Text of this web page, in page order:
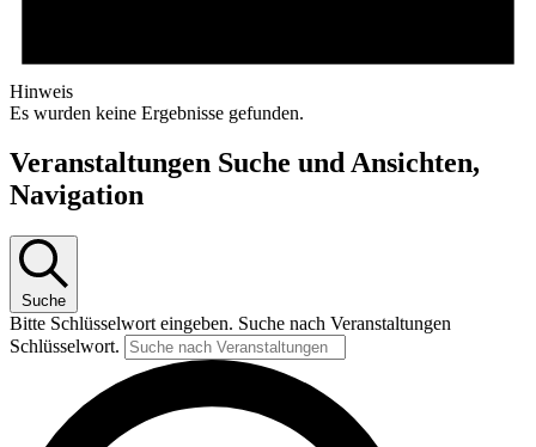
Hinweis
Es wurden keine Ergebnisse gefunden.
Veranstaltungen Suche und Ansichten,
Navigation
Suche
Bitte Schlüsselwort eingeben. Suche nach Veranstaltungen
Schlüsselwort.